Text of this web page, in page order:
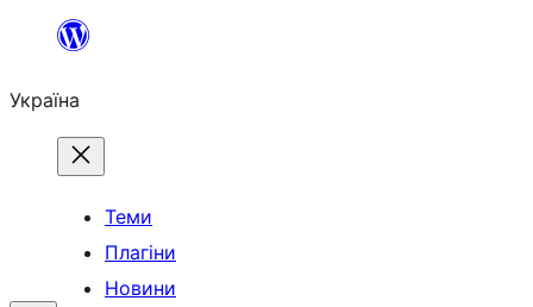
Перейти
вмісту
Україна
Теми
Плагіни
Новини